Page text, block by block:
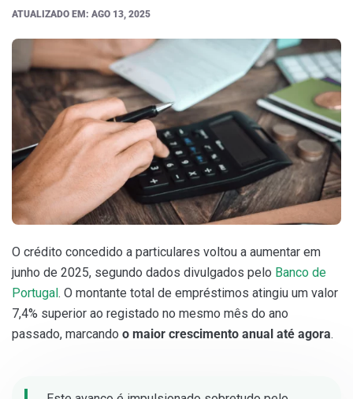
ATUALIZADO EM: AGO 13, 2025
O crédito concedido a particulares voltou a aumentar em
junho de 2025, segundo dados divulgados pelo Banco de
Portugal . O montante total de empréstimos atingiu um valor
7,4% superior ao registado no mesmo mês do ano
passado, marcando o maior crescimento anual até agora.